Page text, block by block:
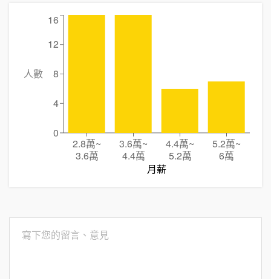
2.8萬~
3.6萬
3.6萬~
4.4萬
4.4萬~
5.2萬
5.2萬~
6萬
月薪
0
4
8
12
16
人數